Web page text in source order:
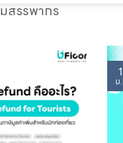
สรรพากร
ม